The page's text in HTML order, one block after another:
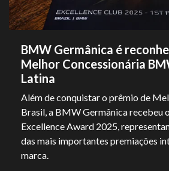
BMW Germânica é
Melhor Concessionária
Latina
Além de conquistar o prêmio de
Brasil, a BMW Germânica recebeu
Excellence Award 2025,
das mais importantes premiações
marca.